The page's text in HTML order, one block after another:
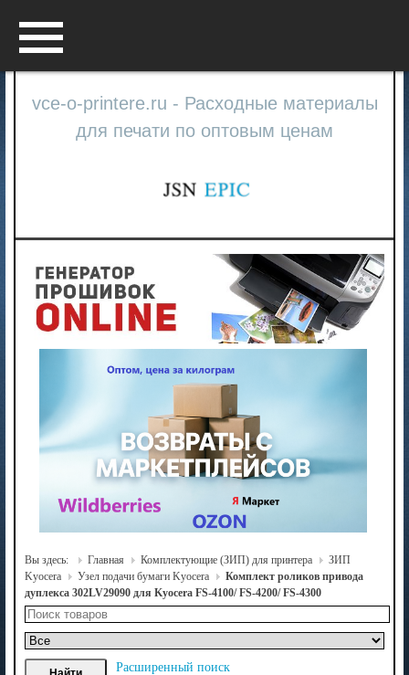
vce-o-printere.ru - Расходные материалы
для печати по оптовым ценам
Вы здесь: Главная Комплектующие (ЗИП) для принтера
ЗИП
Kyocera
Узел подачи бумаги Kyocera
Комплект роликов привода
дуплекса 302LV29090 для Kyocera FS-4100/ FS-4200/ FS-4300
Расширенный поиск